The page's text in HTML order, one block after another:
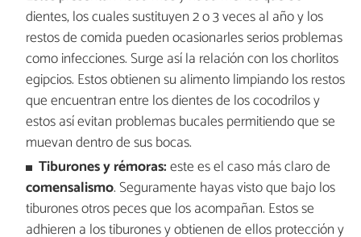
dientes, los cuales sustituyen 2 o 3 veces al año y los
restos de comida pueden ocasionarles serios problemas
como infecciones. Surge así la relación con los chorlitos
egipcios. Estos obtienen su alimento limpiando los restos
que encuentran entre los dientes de los cocodrilos y
estos así evitan problemas bucales permitiendo que se
muevan dentro de sus bocas.
Tiburones y rémoras:este es el caso más claro de
comensalismo. Seguramente hayas visto que bajo los
tiburones otros peces que los acompañan. Estos se
adhieren a los tiburones y obtienen de ellos protección y